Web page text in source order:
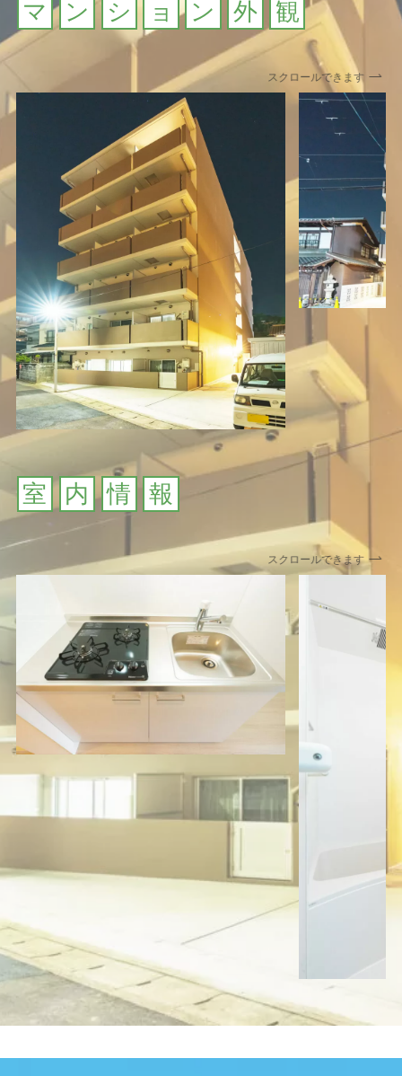
マ ン シ ョ ン 外 観
スクロールできます
室 内 情 報
スクロールできます